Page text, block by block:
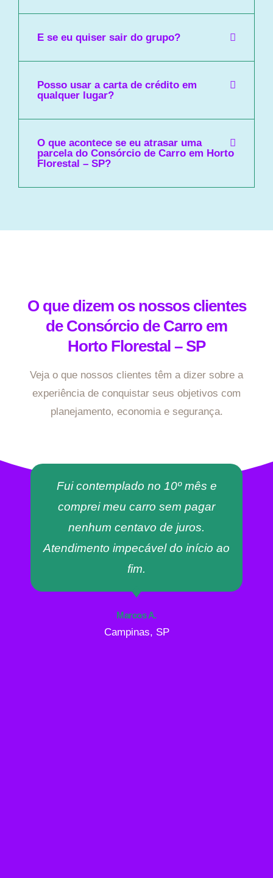
E se eu quiser sair do grupo?
Posso usar a carta de crédito em
qualquer lugar?
O que acontece se eu atrasar uma
parcela do Consórcio de Carro em Horto
Florestal – SP?
O que dizem os nossos clientes
de Consórcio de Carro em
Horto Florestal – SP
Veja o que nossos clientes têm a dizer sobre a
experiência de conquistar seus objetivos com
planejamento, economia e segurança.
Fui contemplado no 10º mês e
comprei meu carro sem pagar
nenhum centavo de juros.
Atendimento impecável do início ao
fim.
Marcos A.
Campinas, SP